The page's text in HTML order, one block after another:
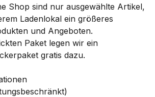
Shop sind nur ausgewählte Artikel,
Ladenlokal ein größeres
und Angeboten.
Paket legen wir ein
gratis dazu.